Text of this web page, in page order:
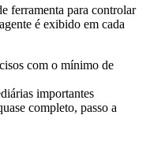
ferramenta para controlar
é exibido em cada
com o mínimo de
importantes
completo, passo a